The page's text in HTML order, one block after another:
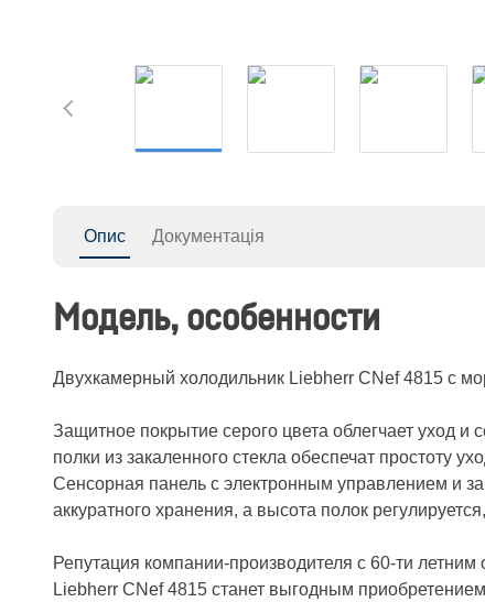
Опис Документація
Модель, особенности
Двухкамерный холодильник Liebherr CNef 4815 с
Защитное покрытие серого цвета облегчает уход
полки из закаленного стекла обеспечат простоту
Сенсорная панель с электронным управлением и
аккуратного хранения, а высота полок
Репутация компании-производителя с 60-ти
Liebherr CNef 4815 станет выгодным